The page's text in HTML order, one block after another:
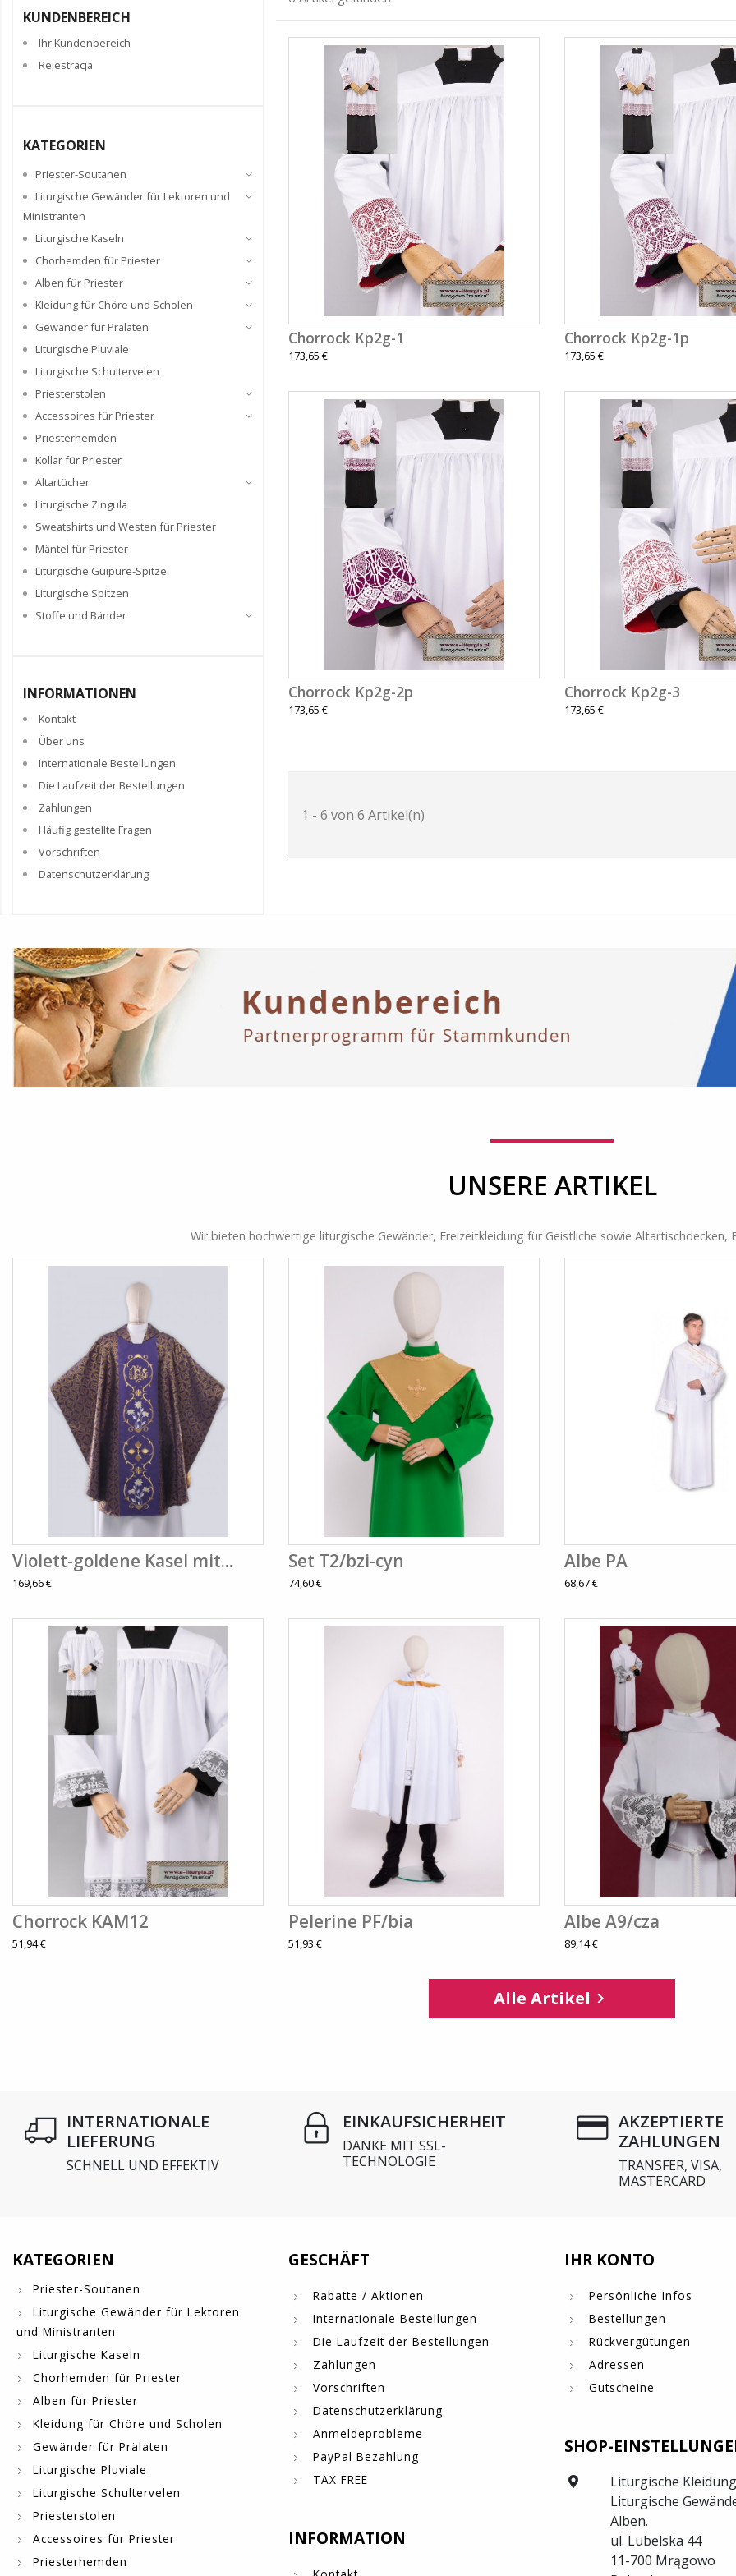
KUNDENBEREICH
Ihr Kundenbereich
Rejestracja
KATEGORIEN
Priester-Soutanen
Liturgische Gewänder für Lektoren und
Ministranten
Liturgische Kaseln
Chorhemden für Priester
Alben für Priester
Kleidung für Chöre und Scholen
Gewänder für Prälaten
Liturgische Pluviale
Liturgische Schultervelen
Priesterstolen
Accessoires für Priester
Priesterhemden
Kollar für Priester
Altartücher
Liturgische Zingula
Sweatshirts und Westen für Priester
Mäntel für Priester
Liturgische Guipure-Spitze
Liturgische Spitzen
Stoffe und Bänder
INFORMATIONEN
Kontakt
Über uns
Internationale Bestellungen
Die Laufzeit der Bestellungen
Zahlungen
Häufig gestellte Fragen
Vorschriften
Datenschutzerklärung
Chorrock Kp2g-1
173,65 €
Chorrock Kp2g-1p
173,65 €
Chorrock Kp2g-2p
173,65 €
Chorrock Kp2g-3
173,65 €
1 - 6 von 6 Artikel(n)
UNSERE ARTIKEL
Wir bieten hochwertige liturgische Gewänder, Freizeitkleidung für Geistliche sowie Altartischdecken,
Violett-goldene Kasel mit...
169,66 €
Set T2/bzi-cyn
74,60 €
Albe PA
68,67 €
Chorrock KAM12
51,94 €
Pelerine PF/bia
51,93 €
Albe A9/cza
89,14 €
Alle Artikel 
INTERNATIONALE
LIEFERUNG
SCHNELL UND EFFEKTIV
EINKAUFSICHERHEIT
DANKE MIT SSL-
TECHNOLOGIE
AKZEPTIERTE
ZAHLUNGEN
TRANSFER, VISA,
MASTERCARD
KATEGORIEN
Priester-Soutanen
Liturgische Gewänder für Lektoren
und Ministranten
Liturgische Kaseln
Chorhemden für Priester
Alben für Priester
Kleidung für Chöre und Scholen
Gewänder für Prälaten
Liturgische Pluviale
Liturgische Schultervelen
Priesterstolen
Accessoires für Priester
Priesterhemden
GESCHÄFT
Rabatte / Aktionen
Internationale Bestellungen
Die Laufzeit der Bestellungen
Zahlungen
Vorschriften
Datenschutzerklärung
Anmeldeprobleme
PayPal Bezahlung
TAX FREE
INFORMATION
IHR KONTO
Persönliche Infos
Bestellungen
Rückvergütungen
Adressen
Gutscheine
SHOP-
Liturgische
Liturgische
Alben.
ul. Lubelska 44
11-700 Mrągowo